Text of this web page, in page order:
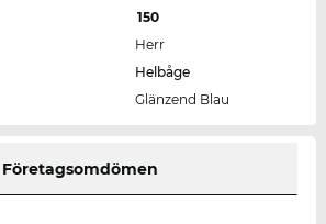
150
Herr
Helbåge
Glänzend Blau
Företagsomdömen